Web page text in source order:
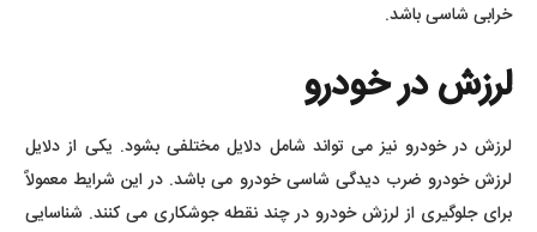
خرابی شاسی باشد.
لرزش در خودرو
لرزش در خودرو نیز می تواند شامل دلایل مختلفی بشود. یکی از دلایل
لرزش خودرو ضرب دیدگی شاسی خودرو می باشد. در این شرایط معمولاً
برای جلوگیری از لرزش خودرو در چند نقطه جوشکاری می کنند. شناسایی